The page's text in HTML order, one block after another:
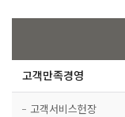
고객만족경영
고객서비스헌장